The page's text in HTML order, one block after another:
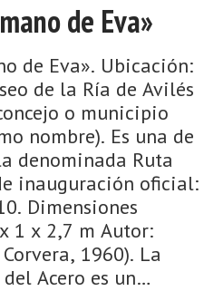
de Eva»
de Eva». Ubicación:
de la Ría de Avilés
o municipio
nombre). Es una de
denominada Ruta
inauguración oficial:
Dimensiones
1 x 2,7 m Autor:
1960). La
Acero es un